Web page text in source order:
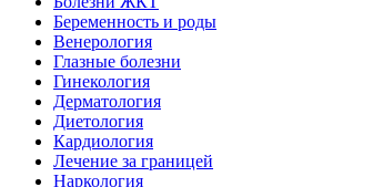
Беременность и роды
Венерология
Глазные болезни
Гинекология
Дерматология
Диетология
Кардиология
Лечение за границей
Наркология